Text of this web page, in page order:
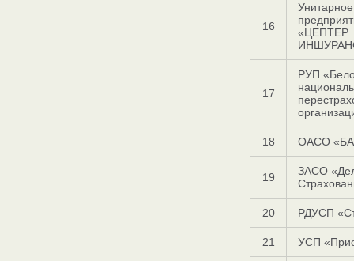
16
Унитарное
«ЦЕПТЕР
17
РУП
18 ОАСО
19
ЗАСО
20 РДУСП
21 УСП